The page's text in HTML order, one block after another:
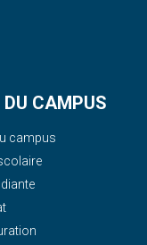
DU CAMPUS
campus